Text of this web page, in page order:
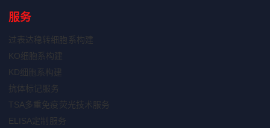
服务
过表达稳转细胞系构建
KO细胞系构建
KD细胞系构建
抗体标记服务
TSA多重免疫荧光技术服务
ELISA定制服务